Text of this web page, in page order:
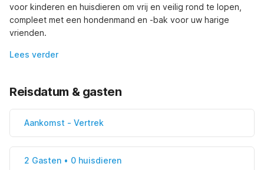
voor kinderen en huisdieren om vrij en veilig rond te lopen,
compleet met een hondenmand en -bak voor uw harige
vrienden.
Lees verder
Reisdatum & gasten
Aankomst - Vertrek
2 Gasten • 0 huisdieren